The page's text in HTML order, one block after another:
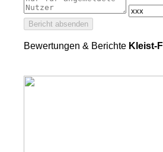
Bericht absenden
Bewertungen & Berichte Kleist-